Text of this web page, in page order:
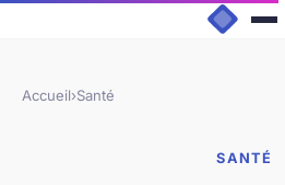
Accueil›Santé
SANTÉ